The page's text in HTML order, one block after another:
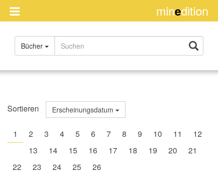
minedition
Impressum
Über
Rights
Bücher
Sortieren Erscheinungsdatum
1 2 3 4 5 6 7 8 9 10 11
12
13
14 15 16 17 18 19 20
21
22
23 24 25 26